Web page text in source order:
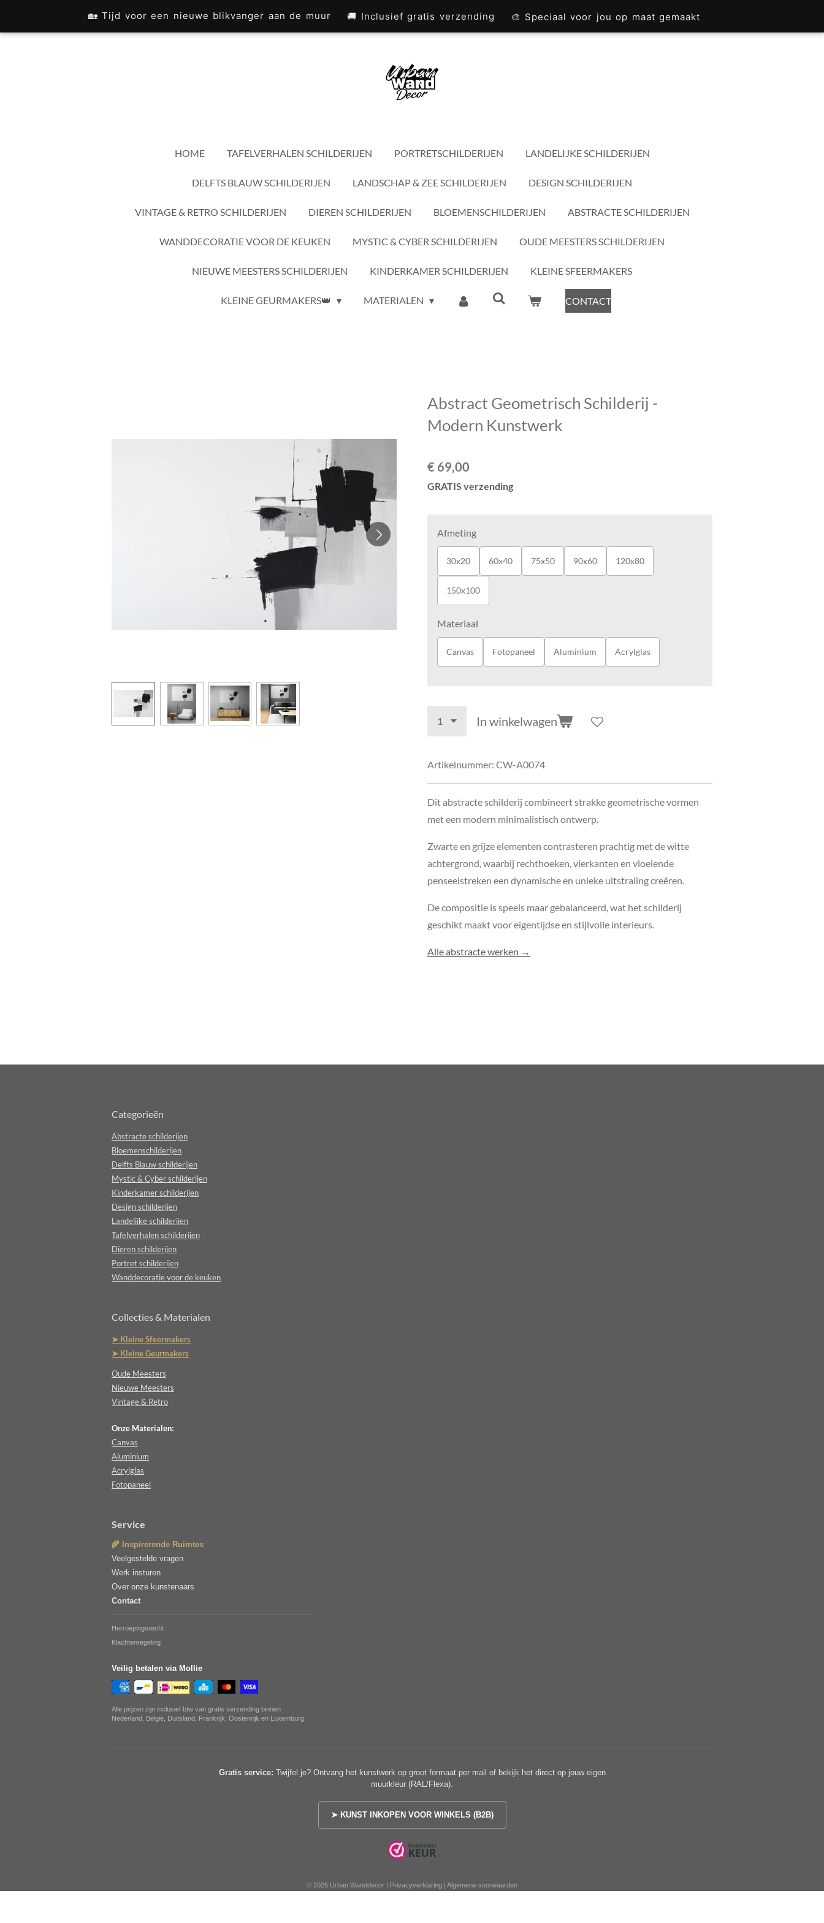
🏡 Tijd voor een nieuwe blikvanger aan de muur 🚚 Inclusief gratis verzending 🎨 Speciaal voor jou op maat gemaakt
direct
HOME TAFELVERHALEN SCHILDERIJEN PORTRETSCHILDERIJEN LANDELIJKE SCHILDERIJEN
DELFTS BLAUW SCHILDERIJEN LANDSCHAP & ZEE SCHILDERIJEN DESIGN SCHILDERIJEN
VINTAGE & RETRO SCHILDERIJEN DIEREN SCHILDERIJEN BLOEMENSCHILDERIJEN ABSTRACTE SCHILDERIJEN
WANDDECORATIE VOOR DE KEUKEN MYSTIC & CYBER SCHILDERIJEN OUDE MEESTERS SCHILDERIJEN
NIEUWE MEESTERS SCHILDERIJEN KINDERKAMER SCHILDERIJEN KLEINE SFEERMAKERS
KLEINE GEURMAKERS👑 MATERIALEN CONTACT
Abstract Geometrisch Schilderij -
Modern Kunstwerk
€ 69,00
GRATIS verzending
Afmeting
30x20 60x40 75x50 90x60 120x80
150x100
Materiaal
Canvas Fotopaneel Aluminium Acrylglas
In winkelwagen
Artikelnummer: CW-A0074
Dit abstracte schilderij combineert strakke geometrische vormen
met een modern minimalistisch ontwerp.
Zwarte en grijze elementen contrasteren prachtig met de witte
achtergrond, waarbij rechthoeken, vierkanten en vloeiende
penseelstreken een dynamische en unieke uitstraling creëren.
De compositie is speels maar gebalanceerd, wat het schilderij
geschikt maakt voor eigentijdse en stijlvolle interieurs.
Alle abstracte werken →
Categorieën
Abstracte schilderijen
Bloemenschilderijen
Delfts Blauw schilderijen
Mystic & Cyber schilderijen
Kinderkamer schilderijen
Design schilderijen
Landelijke schilderijen
Tafelverhalen schilderijen
Dieren schilderijen
Portret schilderijen
Wanddecoratie voor de keuken
Collecties & Materialen
➤ Kleine Sfeermakers
➤ Kleine Geurmakers
Oude Meesters
Nieuwe Meesters
Vintage & Retro
Onze Materialen:
Canvas
Aluminium
Acrylglas
Fotopaneel
Service
🌾 Inspirerende Ruimtes
Veelgestelde vragen
Werk insturen
Over onze kunstenaars
Contact
Herroepingsrecht
Klachtenregeling
Veilig betalen via Mollie
Alle prijzen zijn inclusief btw van gratis verzending binnen
Nederland, België, Duitsland, Frankrijk, Oostenrijk en Luxemburg.
Gratis service: Twijfel je? Ontvang het kunstwerk op groot formaat per mail of bekijk het direct op jouw eigen
muurkleur (RAL/Flexa).
➤ KUNST INKOPEN VOOR WINKELS (B2B)
© 2026 Urban Wanddecor | Privacyverklaring Algemene voorwaarden